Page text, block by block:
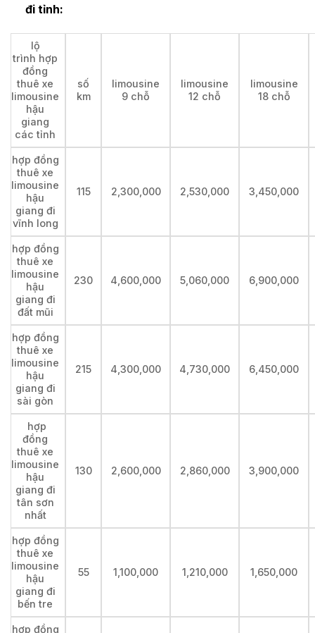
đi tỉnh:
lộ
trình hợp
đồng
thuê xe
limousine
hậu
giang
các tỉnh
số
km
limousine
9 chỗ
limousine
12 chỗ
limousine
18 chỗ
hợp đồng
thuê xe
limousine
hậu
giang đi
vĩnh long
115 2,300,000 2,530,000 3,450,000
hợp đồng
thuê xe
limousine
hậu
giang đi
đất mũi
230 4,600,000 5,060,000 6,900,000
hợp đồng
thuê xe
limousine
hậu
giang đi
sài gòn
215 4,300,000 4,730,000 6,450,000
hợp
đồng
thuê xe
limousine
hậu
giang đi
tân sơn
nhất
130 2,600,000 2,860,000 3,900,000
hợp đồng
thuê xe
limousine
hậu
giang đi
bến tre
55 1,100,000 1,210,000 1,650,000
hợp đồng